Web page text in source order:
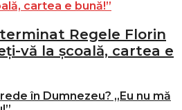
Regele Florin
vă la școală, cartea e
în Dumnezeu? „Eu nu mă